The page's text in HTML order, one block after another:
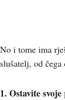
No i tome ima
slušatelj, od
1. Ostavite